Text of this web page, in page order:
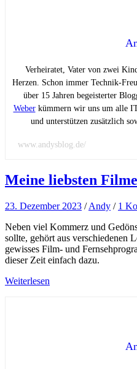
Verheiratet, Vater von zwei
Herzen. Schon immer Technik-
über 15 Jahren begeisterter
Weberkümmern wir uns um alle
und unterstützen zusätzlich
www.andysblog.de/
Meine liebsten
23. Dezember 2023 /Andy / 1
Neben viel Kommerz und
sollte, gehört aus verschiedenen
gewisses Film- und
dieser Zeit einfach dazu.
Weiterlesen